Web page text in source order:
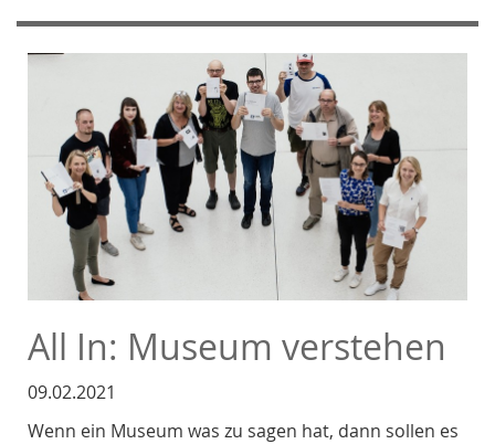
All In: Museum verstehen
09.02.2021
Wenn ein Museum was zu sagen hat, dann sollen es